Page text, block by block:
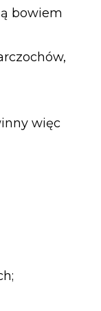
bowiem
więc